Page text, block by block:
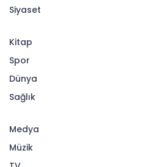
Siyaset
Kitap
Spor
Dünya
Sağlık
Medya
Müzik